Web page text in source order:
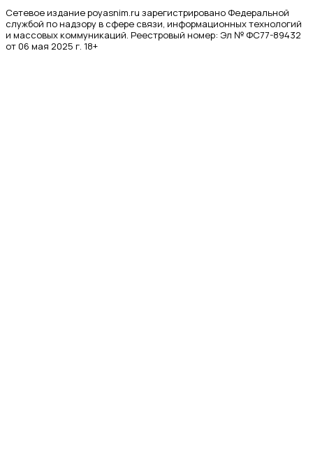
Сетевое издание poyasnim.ru зарегистрировано Федеральной
службой по надзору в сфере связи, информационных технологий
и массовых коммуникаций. Реестровый номер: Эл № ФС77-89432
от 06 мая 2025 г. 18+